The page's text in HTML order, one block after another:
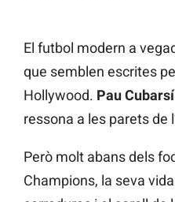
El futbol modern a
que semblen escrites
Hollywood. Pau Cubarsí
ressona a les parets de
Però molt abans dels
Champions, la seva